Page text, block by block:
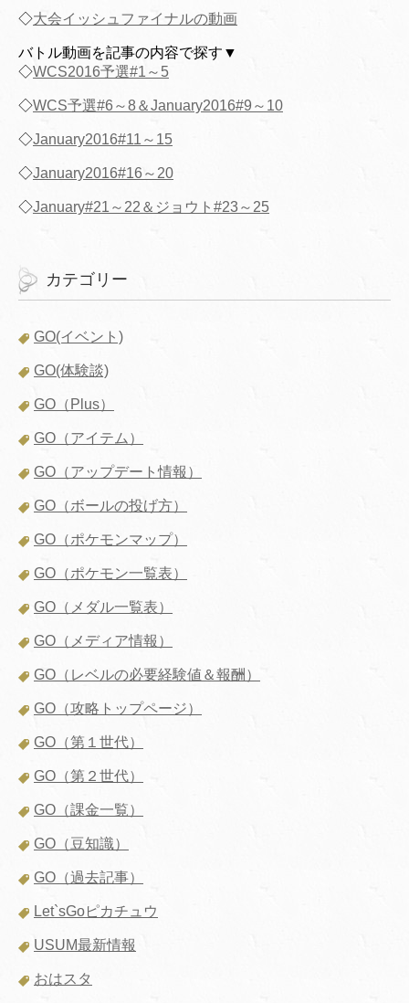
◇大会イッシュファイナルの動画
バトル動画を記事の内容で探す▼
◇WCS2016予選#1～5
◇WCS予選#6～8＆January2016#9～10
◇January2016#11～15
◇January2016#16～20
◇January#21～22＆ジョウト#23～25
カテゴリー
GO(イベント)
GO(体験談)
GO（Plus）
GO（アイテム）
GO（アップデート情報）
GO（ボールの投げ方）
GO（ポケモンマップ）
GO（ポケモン一覧表）
GO（メダル一覧表）
GO（メディア情報）
GO（レベルの必要経験値＆報酬）
GO（攻略トップページ）
GO（第１世代）
GO（第２世代）
GO（課金一覧）
GO（豆知識）
GO（過去記事）
Let`sGoピカチュウ
USUM最新情報
おはスタ